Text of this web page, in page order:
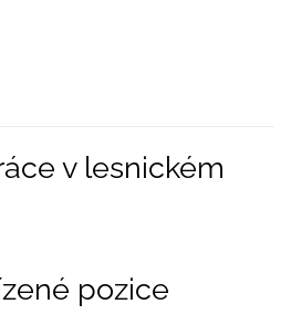
v lesnickém
pozice